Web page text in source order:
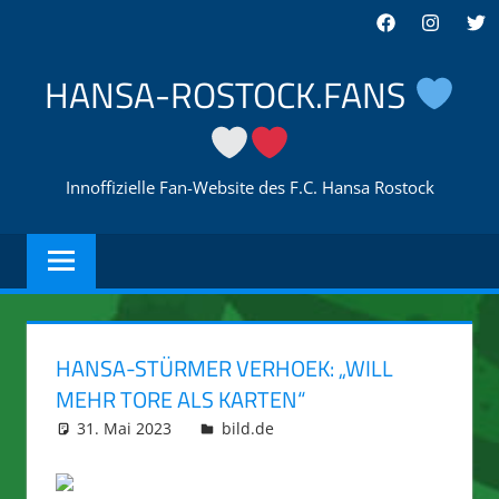
springen
Facebook
HANSA-ROSTOCK.FANS
Innoffizielle Fan-Website des F.C. Hansa Rostock
HANSA-STÜRMER VERHOEK: „WILL
MEHR TORE ALS KARTEN“
31. Mai 2023 integromat
bild.de